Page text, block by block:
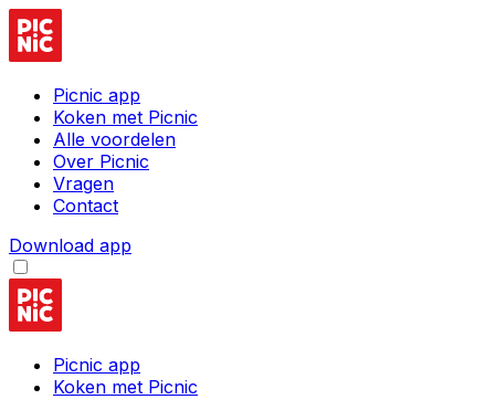
Picnic app
Koken met Picnic
Alle voordelen
Over Picnic
Vragen
Contact
Download app
Picnic app
Koken met Picnic